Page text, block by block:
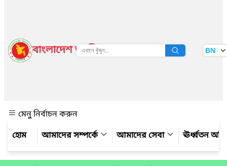
বাংলাদেশ জাতীয় তথ্য বাতায়ন BN
মেনু নির্বাচন করুন
আমাদের সম্পর্কে
আমাদের সেবা ঊর্ধ্বতন